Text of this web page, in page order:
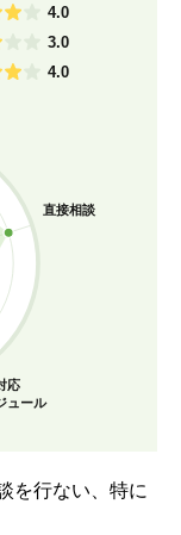
4.0
3.0
4.0
直接相談
応
ュール
を行ない、特に